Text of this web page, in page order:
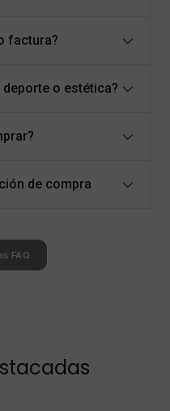
factura?
deporte o estética?
de compra
FAQ